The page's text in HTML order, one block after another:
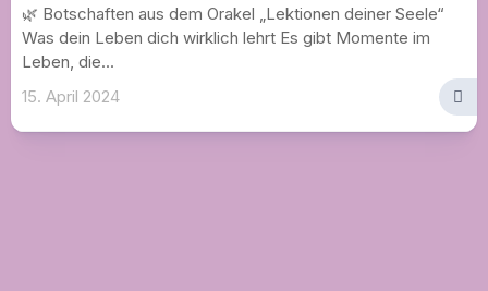
🌿 Botschaften aus dem Orakel „Lektionen deiner Seele“
Was dein Leben dich wirklich lehrt Es gibt Momente im
Leben, die...
15. April 2024